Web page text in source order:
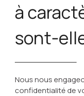
à
sont-
Nous nous
confidentialité de